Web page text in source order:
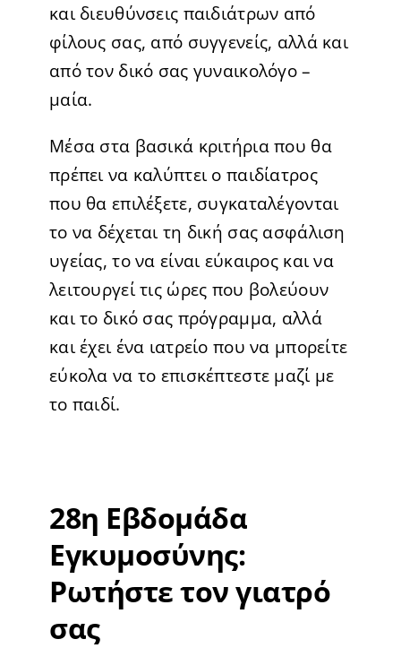
και διευθύνσεις παιδιάτρων από
φίλους σας, από συγγενείς, αλλά και
από τον δικό σας γυναικολόγο –
μαία.
Μέσα στα βασικά κριτήρια που θα
πρέπει να καλύπτει ο παιδίατρος
που θα επιλέξετε, συγκαταλέγονται
το να δέχεται τη δική σας ασφάλιση
υγείας, το να είναι εύκαιρος και να
λειτουργεί τις ώρες που βολεύουν
και το δικό σας πρόγραμμα, αλλά
και έχει ένα ιατρείο που να μπορείτε
εύκολα να το επισκέπτεστε μαζί με
το παιδί.
28η Εβδομάδα
Εγκυμοσύνης:
Ρωτήστε τον γιατρό
σας